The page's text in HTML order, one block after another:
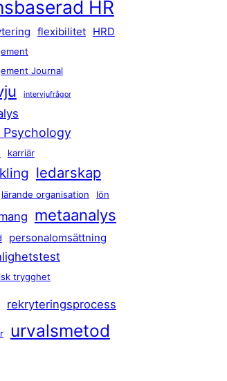
HR
flexibilitet HRD
Journal
intervjufrågor
karriär
ledarskap
lärande organisation lön
metaanalys
personalomsättning
trygghet
rekryteringsprocess
urvalsmetod